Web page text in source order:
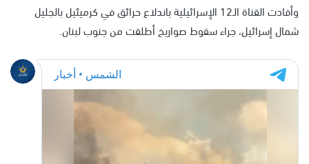
وأفادت القناة الـ12 الإسرائيلية باندلاع حرائق في كرميئيل بالجليل
شمال إسرائيل، جراء سقوط صواريخ أطلقت من جنوب لبنان.